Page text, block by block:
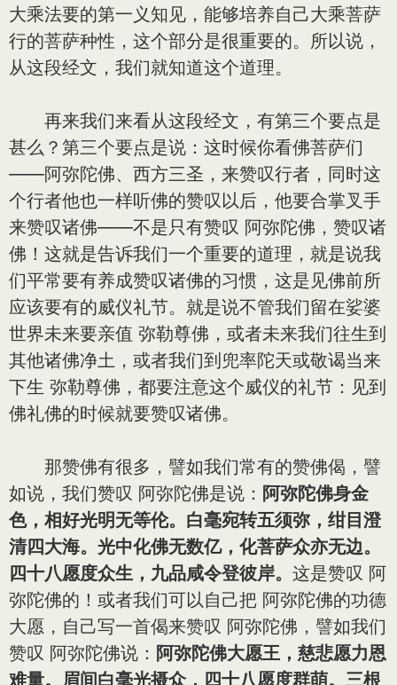
大乘法要的第一义知见，能够培养自己大乘菩萨
行的菩萨种性，这个部分是很重要的。所以说，
从这段经文，我们就知道这个道理。
再来我们来看从这段经文，有第三个要点是
甚么？第三个要点是说：这时候你看佛菩萨们
——阿弥陀佛、西方三圣，来赞叹行者，同时这
个行者他也一样听佛的赞叹以后，他要合掌叉手
来赞叹诸佛——不是只有赞叹 阿弥陀佛，赞叹诸
佛！这就是告诉我们一个重要的道理，就是说我
们平常要有养成赞叹诸佛的习惯，这是见佛前所
应该要有的威仪礼节。就是说不管我们留在娑婆
世界未来要亲值 弥勒尊佛，或者未来我们往生到
其他诸佛净土，或者我们到兜率陀天或敬谒当来
下生 弥勒尊佛，都要注意这个威仪的礼节：见到
佛礼佛的时候就要赞叹诸佛。
那赞佛有很多，譬如我们常有的赞佛偈，譬
如说，我们赞叹 阿弥陀佛是说： 阿弥陀佛身金
色，相好光明无等伦。白毫宛转五须弥，绀目澄
清四大海。光中化佛无数亿，化菩萨众亦无边。
四十八愿度众生，九品咸令登彼岸。 这是赞叹 阿
弥陀佛的！或者我们可以自己把 阿弥陀佛的功德
大愿，自己写一首偈来赞叹 阿弥陀佛，譬如我们
赞叹 阿弥陀佛说： 阿弥陀佛大愿王，慈悲愿力恩
难量。眉间白毫光摄众，四十八愿度群萌。三根